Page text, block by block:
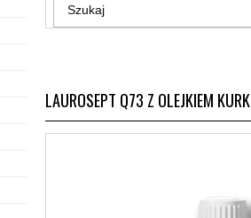
LAUROSEPT Q73 Z OLEJKIEM